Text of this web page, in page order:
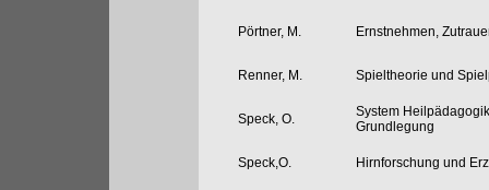
Pörtner, M. Ernstnehmen,
Renner, M. Spieltheorie und
Speck, O.
System
Grundlegung
Speck,O. Hirnforschung und